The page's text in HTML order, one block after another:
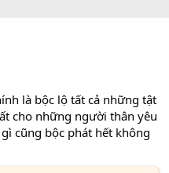
là bộc lộ tất cả những tật
cho những người thân yêu
cũng bộc phát hết không